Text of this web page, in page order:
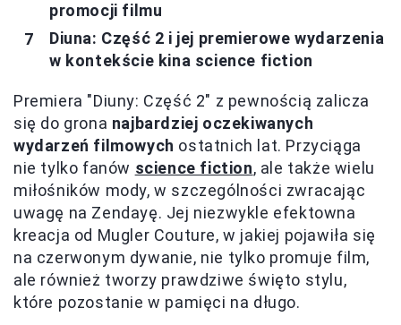
promocji filmu
Diuna: Część 2 i jej premierowe wydarzenia
w kontekście kina science fiction
Premiera "Diuny: Część 2" z pewnością zalicza
się do grona najbardziej oczekiwanych
wydarzeń filmowych ostatnich lat. Przyciąga
nie tylko fanów science fiction, ale także wielu
miłośników mody, w szczególności zwracając
uwagę na Zendayę. Jej niezwykle efektowna
kreacja od Mugler Couture, w jakiej pojawiła się
na czerwonym dywanie, nie tylko promuje film,
ale również tworzy prawdziwe święto stylu,
które pozostanie w pamięci na długo.